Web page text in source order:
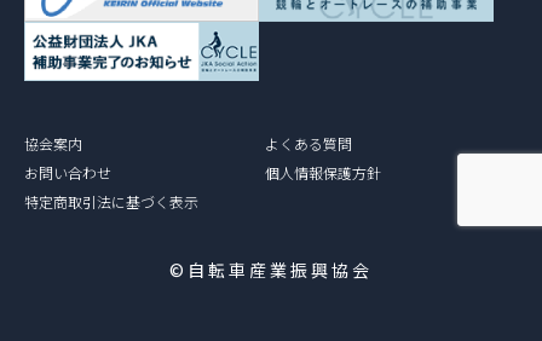
協会案内
よくある質問
お問い合わせ
個人情報保護方針
特定商取引法に基づく表示
©自転車産業振興協会